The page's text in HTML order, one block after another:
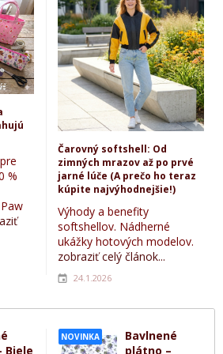
Biele
NOVINKA
Bavlnené
plátno –
%
Čarovný softshell: Od
zimných mrazov až po prvé
jarné lúče (A prečo ho teraz
kúpite najvýhodnejšie!)
Výhody a benefity
softshellov. Nádherné
ukážky hotových modelov.
zobraziť celý článok...
24.1.2026